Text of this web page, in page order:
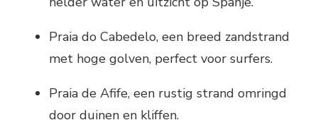
Praia do Cabedelo, een breed zandstrand
met hoge golven, perfect voor surfers.
Praia de Afife, een rustig strand omringd
door duinen en kliffen.